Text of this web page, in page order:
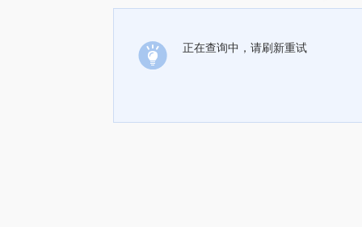
正在查询中，请刷新重试